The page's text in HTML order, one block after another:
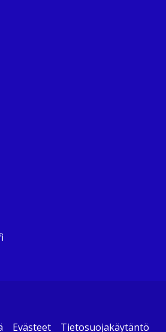
Evästeet Tietosuojakäytäntö